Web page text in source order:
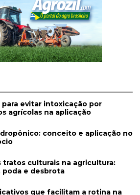
evitar intoxicação por
conceito e aplicação no
tratos culturais na agricultura: